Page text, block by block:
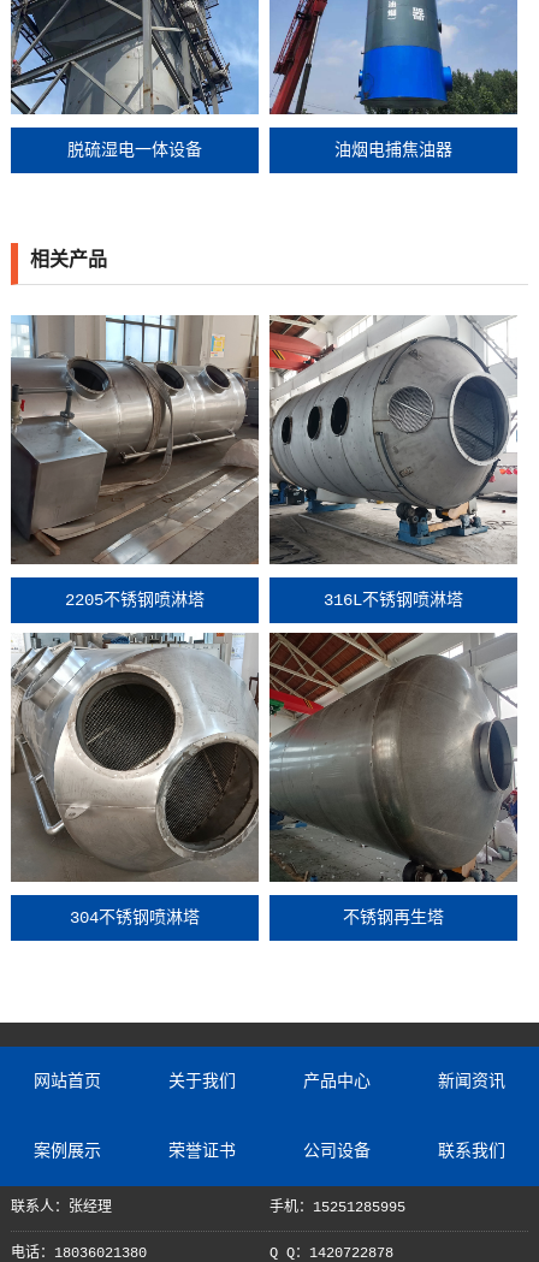
脱硫湿电一体设备 油烟电捕焦油器
相关产品
2205不锈钢喷淋塔 316L不锈钢喷淋塔
304不锈钢喷淋塔 不锈钢再生塔
网站首页 关于我们 产品中心 新闻资讯
案例展示 荣誉证书 公司设备 联系我们
联系人：张经理 手机：15251285995
电话：18036021380 Q Q：1420722878